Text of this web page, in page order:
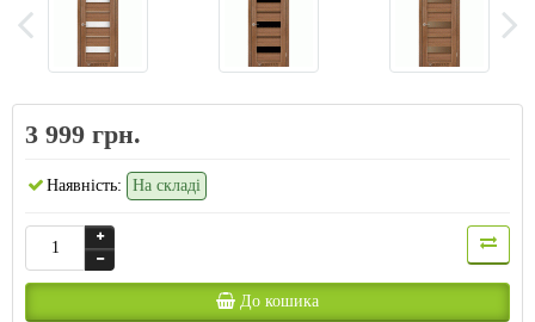
3 999 грн.
Наявність: На складі
До кошика